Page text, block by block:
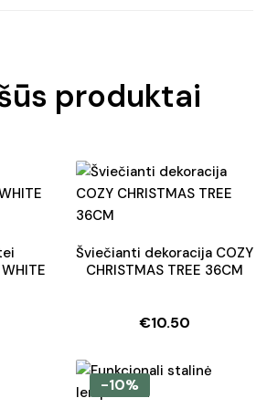
produktai
Šviečianti dekoracija COZY
CHRISTMAS TREE 36CM
€10.50
-10%